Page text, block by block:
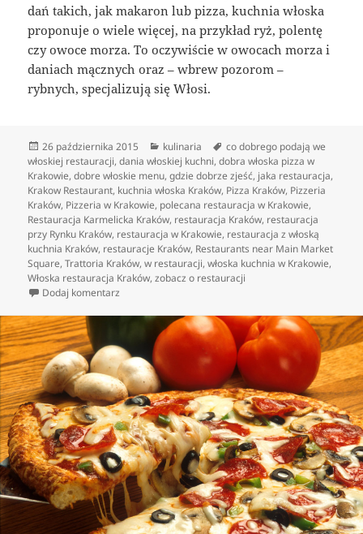
dań takich, jak makaron lub pizza, kuchnia włoska
proponuje o wiele więcej, na przykład ryż, polentę
czy owoce morza. To oczywiście w owocach morza i
daniach mącznych oraz – wbrew pozorom –
rybnych, specjalizują się Włosi.
Data
publikacji
26 października 2015 Kategorie
kulinaria Tagi
co dobrego podają we
włoskiej restauracji,dania włoskiej kuchni,dobra włoska pizza w
Krakowie,dobre włoskie menu,gdzie dobrze zjeść, jaka restauracja,
Krakow Restaurant, kuchnia włoska Kraków, Pizza Kraków, Pizzeria
Kraków, Pizzeria w Krakowie, polecana restauracja w Krakowie,
Restauracja Karmelicka Kraków, restauracja Kraków, restauracja
przy Rynku Kraków, restauracja w Krakowie, restauracja z włoską
kuchnia Kraków, restauracje Kraków, Restaurants near Main Market
Square,Trattoria Kraków,w restauracji,włoska kuchnia w Krakowie,
Włoska restauracja Kraków,zobacz o restauracji
Dodaj komentarz